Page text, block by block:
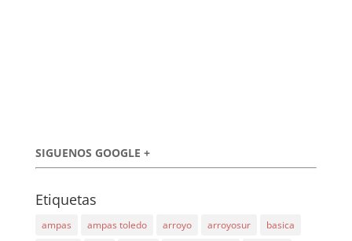
SIGUENOS GOOGLE +
Etiquetas
ampas ampas toledo arroyo arroyosur
basica